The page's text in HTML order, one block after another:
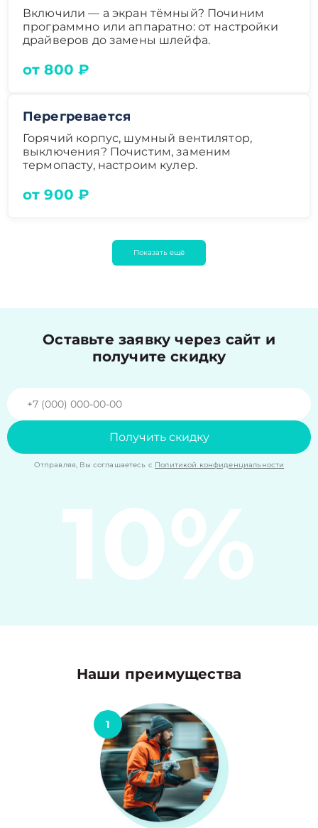
Включили — а экран тёмный? Починим
программно или аппаратно: от настройки
драйверов до замены шлейфа.
от 800 ₽
Перегревается
Горячий корпус, шумный вентилятор,
выключения? Почистим, заменим
термопасту, настроим кулер.
от 900 ₽
Показать ещё
Оставьте заявку через сайт и
получите скидку
Получить скидку
Отправляя, Вы соглашаетесь с Политикой конфиденциальности
10%
Наши преимущества
1